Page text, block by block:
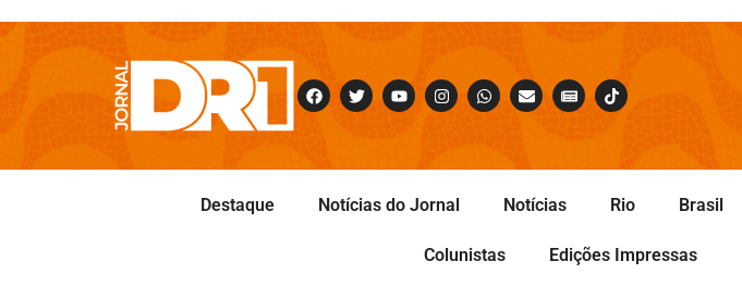
Destaque Notícias do Jornal Notícias Rio Brasil
Colunistas Edições Impressas